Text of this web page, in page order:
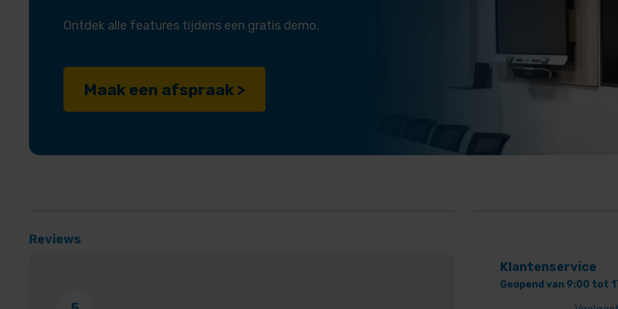
Ontdek alle features tijdens een gratis demo.
Maak een afspraak >
Reviews
Klantenservice
Geopend van 9:00 tot